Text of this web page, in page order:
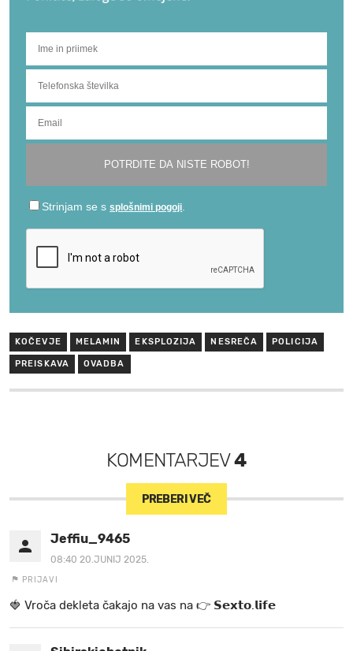
KOČEVJE MELAMIN EKSPLOZIJA NESREČA POLICIJA
PREISKAVA OVADBA
KOMENTARJEV4
PREBERI VEČ
Jeffiu_9465
08:40 20.JUNIJ 2025.
PRIJAVI
🍓 V r o č a d e k l e t a ča k a jo na va s n a 👉 𝗦𝗲𝘅𝘁𝗼.𝗹𝗶𝗳𝗲